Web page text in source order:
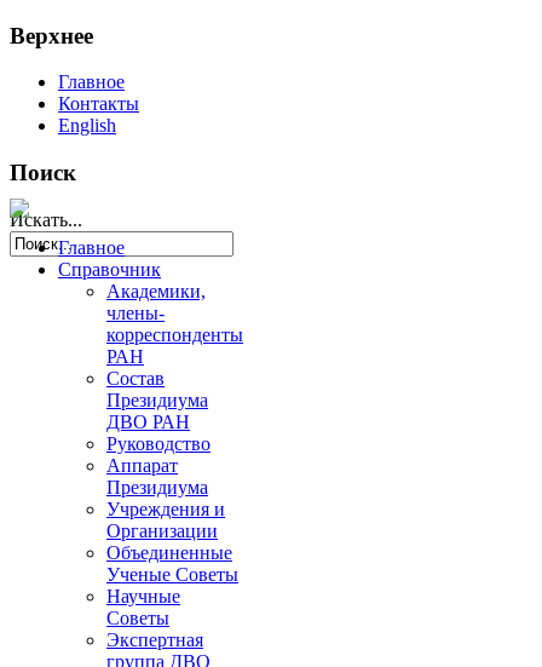
Верхнее
Главное
Контакты
English
Поиск
Искать...
Главное
Справочник
Академики,
члены-
корреспонденты
РАН
Состав
Президиума
ДВО РАН
Руководство
Аппарат
Президиума
Учреждения и
Организации
Объединенные
Ученые Советы
Научные
Советы
Экспертная
группа ДВО